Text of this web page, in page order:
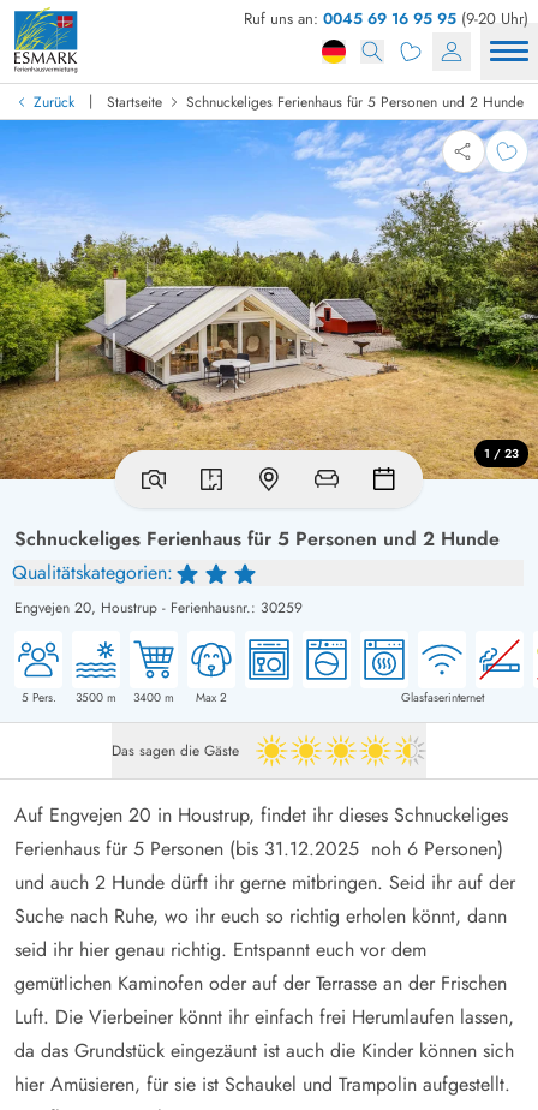
Ruf uns an: 0045 69 16 95 95 (9-20 Uhr)
Zurück | Startseite Schnuckeliges Ferienhaus für 5 Personen und 2 Hunde
Schnuckeliges Ferienhaus für 5 Personen und 2 Hunde
Qualitätskategorien:
Engvejen 20, Houstrup - Ferienhausnr.: 30259
5Pers. 3500 m 3400 m Max 2 Glasfaserinternet
1 / 23
Das sagen die Gäste 4.5 von 5
Auf Engvejen 20 in Houstrup, findet ihr dieses Schnuckeliges
Ferienhaus für 5 Personen (bis 31.12.2025 noh 6 Personen)
und auch 2 Hunde dürft ihr gerne mitbringen. Seid ihr auf der
Suche nach Ruhe, wo ihr euch so richtig erholen könnt, dann
seid ihr hier genau richtig. Entspannt euch vor dem
gemütlichen Kaminofen oder auf der Terrasse an der Frischen
Luft. Die Vierbeiner könnt ihr einfach frei Herumlaufen lassen,
da das Grundstück eingezäunt ist auch die Kinder können sich
hier Amüsieren, für sie ist Schaukel und Trampolin aufgestellt.